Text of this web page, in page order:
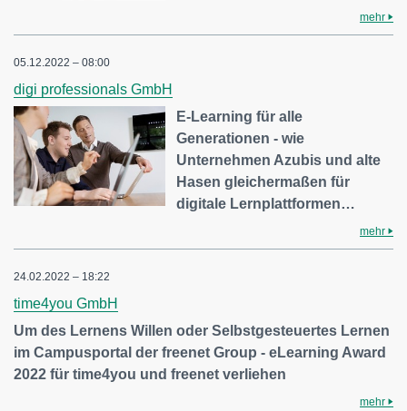
mehr
05.12.2022 – 08:00
digi professionals GmbH
E-Learning für alle
Generationen - wie
Unternehmen Azubis und alte
Hasen gleichermaßen für
digitale Lernplattformen…
mehr
24.02.2022 – 18:22
time4you GmbH
Um des Lernens Willen oder Selbstgesteuertes Lernen
im Campusportal der freenet Group - eLearning Award
2022 für time4you und freenet verliehen
mehr